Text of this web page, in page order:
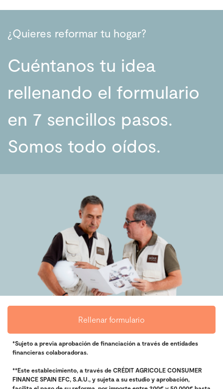
¿Quieres reformar tu hogar?
Cuéntanos tu idea
rellenando el formulario
en 7 sencillos pasos.
Somos todo oídos.
Rellenar formulario
*Sujeto a previa aprobación de financiación a través de entidades
financieras colaboradoras.
**Este establecimiento, a través de CRÉDIT AGRICOLE CONSUMER
FINANCE SPAIN EFC, S.A.U., y sujeta a su estudio y aprobación,